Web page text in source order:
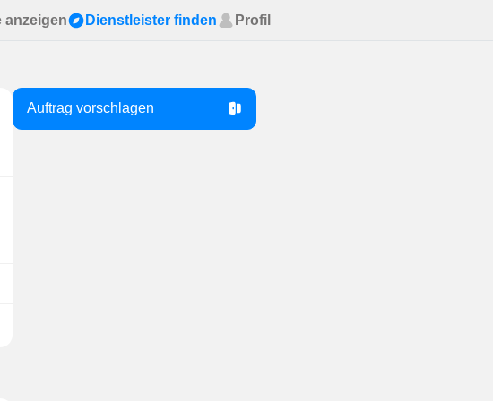
anzeigen Dienstleister finden Profil
Auftrag vorschlagen